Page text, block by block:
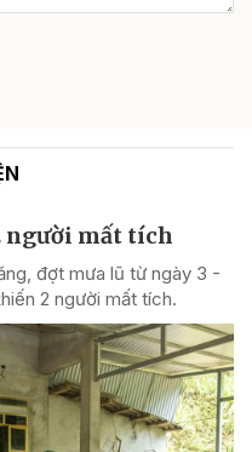
người mất tích
đợt mưa lũ từ ngày 3 -
2 người mất tích.